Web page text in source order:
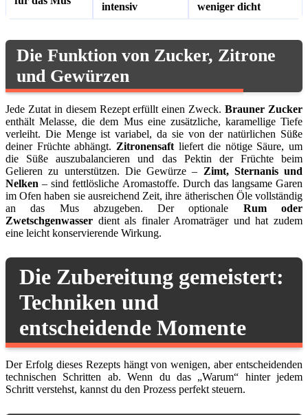
intensiv weniger dicht
Die Funktion von Zucker, Zitrone
und Gewürzen
Jede Zutat in diesem Rezept erfüllt einen Zweck.Brauner Zucker
enthält Melasse, die dem Mus eine zusätzliche, karamellige Tiefe
verleiht. Die Menge ist variabel, da sie von der natürlichen Süße
deiner Früchte abhängt. Zitronensaftliefert die nötige Säure, um
die Süße auszubalancieren und das Pektin der Früchte beim
Gelieren zu unterstützen. Die Gewürze – Zimt, Sternanis und
Nelken – sind fettlösliche Aromastoffe. Durch das langsame Garen
im Ofen haben sie ausreichend Zeit, ihre ätherischen Öle vollständig
an das Mus abzugeben. Der optionale Rum oder
Zwetschgenwasser dient als finaler Aromaträger und hat zudem
eine leicht konservierende Wirkung.
Die Zubereitung gemeistert:
Techniken und
entscheidende Momente
Der Erfolg dieses Rezepts hängt von wenigen, aber entscheidenden
technischen Schritten ab. Wenn du das „Warum“ hinter jedem
Schritt verstehst, kannst du den Prozess perfekt steuern.